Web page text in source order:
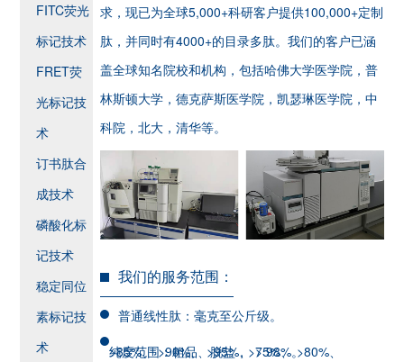
FITC荧光
标记技术
FRET荧
光标记技
术
订书肽合
成技术
磷酸化标
记技术
稳定同位
素标记技
术
求，现已为全球5,000+科研客户提供100,000+定制
肽，并同时有4000+的目录多肽。我们的客户已涵
盖全球知名院校和机构，包括哈佛大学医学院，普
林斯顿大学，德克萨斯医学院，凯瑟琳医学院，中
科院，北大，清华等。
我们的服务范围：
普通线性肽：毫克至公斤级。
纯度范围：粗品、脱盐，>75%、 >80%、 >85%、 >90%、 >95%、 > 98%。